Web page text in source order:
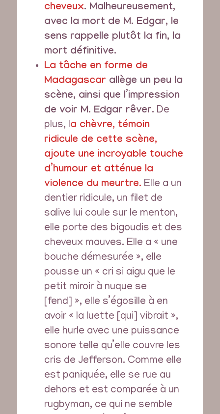
cheveux. Malheureusement,
avec la mort de M. Edgar, le
sens rappelle plutôt la fin, la
mort définitive.
La tâche en forme de
Madagascar allège un peu la
scène, ainsi que l’impression
de voir M. Edgar rêver. De
plus, la chèvre, témoin
ridicule de cette scène,
ajoute une incroyable touche
d’humour et atténue la
violence du meurtre. Elle a un
dentier ridicule, un filet de
salive lui coule sur le menton,
elle porte des bigoudis et des
cheveux mauves. Elle a « une
bouche démesurée », elle
pousse un « cri si aigu que le
petit miroir à nuque se
[fend] », elle s’égosille à en
avoir « la luette [qui] vibrait »,
elle hurle avec une puissance
sonore telle qu’elle couvre les
cris de Jefferson. Comme elle
est paniquée, elle se rue au
dehors et est comparée à un
rugbyman, ce qui ne semble